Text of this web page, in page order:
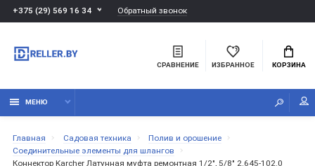
+375 (29) 569 16 34 Обратный звонок
СРАВНЕНИЕ ИЗБРАННОЕ КОРЗИНА
МЕНЮ
Главная Садовая техника
Полив и орошение
Соединительные элементы для шлангов
Коннектор Karcher Латунная муфта ремонтная 1/2", 5/8" 2.645-102.0